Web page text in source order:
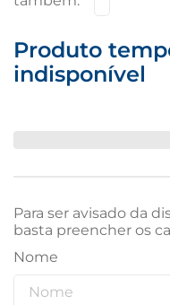
Produto
indisponível
Para ser avisado da
basta preencher os